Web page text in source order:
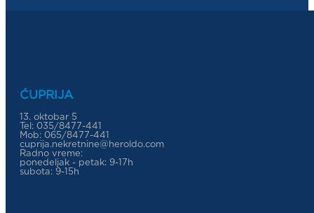
ĆUPRIJA
13. oktobar 5
Tel: 035/8477-441
Mob: 065/8477-441
cuprija.nekretnine@heroldo.com
Radno vreme:
ponedeljak - petak: 9-17h
subota: 9-15h